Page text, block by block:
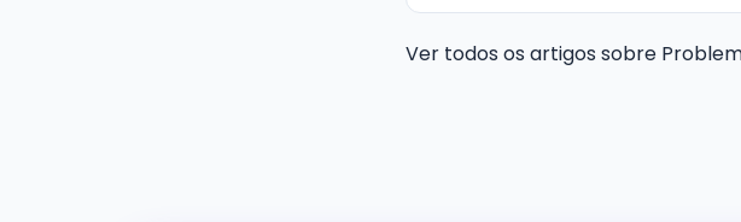
Ver todos os artigos sobre